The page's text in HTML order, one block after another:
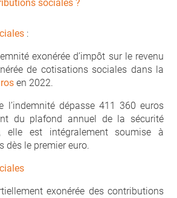
sociales ?
:
exonérée d’impôt sur le revenu
de cotisations sociales dans la
en 2022.
l’indemnité dépasse 411 360 euros
du plafond annuel de la sécurité
elle est intégralement soumise à
dès le premier euro.
exonérée des contributions